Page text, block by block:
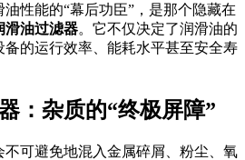
性能的“幕后功臣”，是那个隐藏在
滑油过滤器。它不仅决定了润滑油的
的运行效率、能耗水平甚至安全寿
：杂质的“终极屏障”
可避免地混入金属碎屑、粉尘、氧